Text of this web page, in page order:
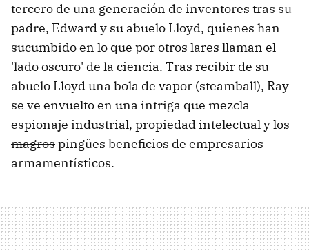
tercero de una generación de inventores tras su
padre, Edward y su abuelo Lloyd, quienes han
sucumbido en lo que por otros lares llaman el
'lado oscuro' de la ciencia. Tras recibir de su
abuelo Lloyd una bola de vapor (steamball), Ray
se ve envuelto en una intriga que mezcla
espionaje industrial, propiedad intelectual y los
magrospingües beneficios de empresarios
armamentísticos.